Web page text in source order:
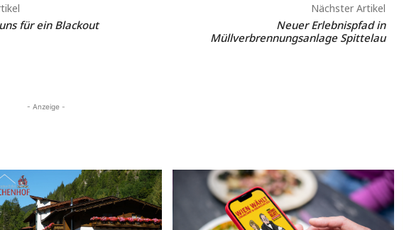
für ein Blackout
Nächster Artikel
Neuer Erlebnispfad in
Müllverbrennungsanlage Spittelau
- Anzeige -